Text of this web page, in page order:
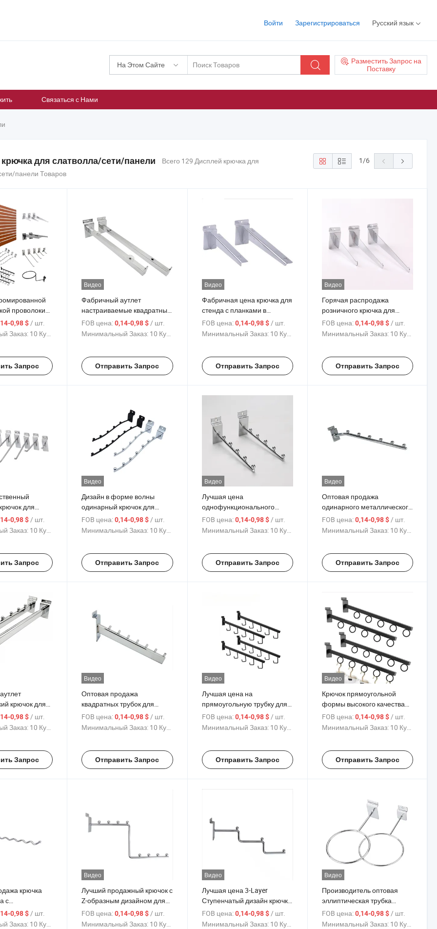
Войти Зарегистрироваться Русский язык
На Этом Сайте
Разместить Запрос на
Поставку
Связаться с Нами
для слатволла/сети/панели
Всего 129 Дисплей крючка для
панели Товаров
1/6
проволоки
на стене,
сетки
решетчатая
и одиночная
0,98 $/ шт.
Заказ: 10 Куски
Запрос
Видео
Фабричный аутлет
настраиваемые квадратные
трубки для стендов с
крючками в серебристом,
изготовленные из железа с
хромированным покрытием
FOB цена: 0,14-0,98 $ / шт.
Минимальный Заказ: 10 Куски
Отправить Запрос
Видео
Фабричная цена крючка для
стенда с планками в
серебристом, черном,
золотом и белом цветах с
присоской, изготовленного
покрытием для различных
типов магазинов
FOB цена: 0,14-0,98 $/ шт.
Минимальный Заказ: 10 Куски
Отправить Запрос
Видео
Горячая распродажа
розничного крючка для
слатвена в серебристом,
черном, белом и золотом
цветах, изготовленного из
покрытием для
демонстрации товаров в
FOB цена: 0,14-0,98 $/ шт.
Минимальный Заказ: 10 Куски
Отправить Запрос
для
в
покрытием
0,98 $/ шт.
Заказ: 10 Куски
Запрос
Видео
Дизайн в форме волны
одинарный крючок для
слатвола черного, золотого,
серебряного и белого
оцинкованного железа для
подвешивания на слот-
FOB цена: 0,14-0,98 $/ шт.
Минимальный Заказ: 10 Куски
Отправить Запрос
Видео
Лучшая цена
однофункционального
крючка для слатволн в
черном, золотом,
изготовленного из
оцинкованного железа для
FOB цена: 0,14-0,98 $/ шт.
Минимальный Заказ: 10 Куски
Отправить Запрос
Видео
Оптовая продажа
одинарного металлического
крючка для слатволн в
золотом, серебряном,
головкой, изготовленного из
оцинкованного железа для
FOB цена: 0,14-0,98 $/ шт.
Минимальный Заказ: 10 Куски
Отправить Запрос
крючок для
золотом,
белом цветах
железа для
предметов
0,98 $ / шт.
Заказ: 10 Куски
Запрос
Видео
Оптовая продажа
квадратных трубок для
слатвена в черном, золотом,
белом и серебряном цветах
с гвоздями, изготовленных
для подвешивания
предметов на борту
FOB цена: 0,14-0,98 $ / шт.
Минимальный Заказ: 10 Куски
Отправить Запрос
Видео
Лучшая цена на
прямоугольную трубку для
аксессуаров на слатволле в
черном, золотом,
серебряном и белом цветах
изготовленными из
оцинкованного железа для
FOB цена: 0,14-0,98 $ / шт.
Минимальный Заказ: 10 Куски
Отправить Запрос
Видео
Крючок прямоугольной
формы высокого качества
черного, золотого,
серебряного и белого цвета
с 5 петлями, изготовленный
для подвешивания
предметов на панели
FOB цена: 0,14-0,98 $ / шт.
Минимальный Заказ: 10 Куски
Отправить Запрос
крючка
с
дизайном
в черном,
0,98 $ / шт.
Заказ: 10 Куски
Видео
Лучший продажный крючок с
Z-образным дизайном для
слат-стены в серебристом,
черном, золотом и белом
FOB цена: 0,14-0,98 $ / шт.
Минимальный Заказ: 10 Куски
Видео
Лучшая цена 3-Layer
Ступенчатый дизайн крючка
для слатвола в черном,
белом, золотом,
FOB цена: 0,14-0,98 $ / шт.
Минимальный Заказ: 10 Куски
Видео
Производитель оптовая
эллиптическая трубка
крючок для слатвола в
серебре, золоте, черном и
FOB цена: 0,14-0,98 $ / шт.
Минимальный Заказ: 10 Куски